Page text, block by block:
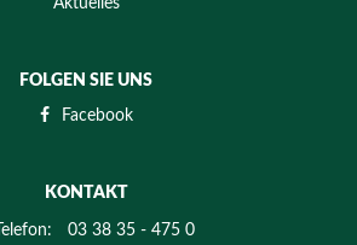
FOLGEN SIE UNS
Facebook
KONTAKT
Telefon:
03 38 35 - 475 0